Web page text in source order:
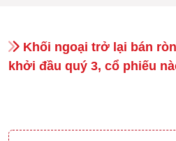
Khối ngoại trở lại bán
khởi đầu quý 3, cổ phiếu